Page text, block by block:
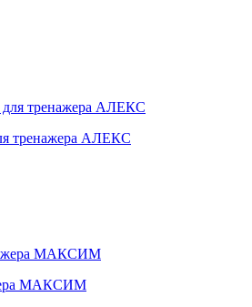
тренажера АЛЕКС
МАКСИМ